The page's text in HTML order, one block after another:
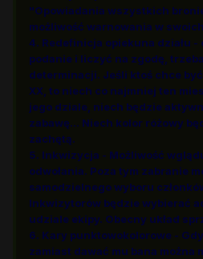
"Opowiadania wszystkich
możliwość warnowania w
4. Redefinicja opiekuna działu -
podanie i liczyć na zgodę,
determinacji. Jeśli ktoś chce
XX, to niech co najmniej ten
jego dziale, niech będzie
zabawę... Niech kolor różowy
zachętą.
5. Inkwizycja - Możliwość
odwołania. Poza tym zabranie
samodzielnego wyboru
Inkwizytorów będzie wybierać
udziale ekipy. Obecny układ
6. Kary punktowokolorowe -
zamiast dawać mu bana można